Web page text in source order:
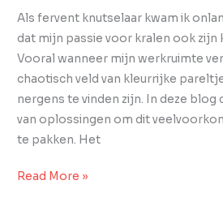
Als fervent knutselaar kwam ik
dat mijn passie voor kralen ook zijn
Vooral wanneer mijn werkruimte
chaotisch veld van kleurrijke
nergens te vinden zijn. In deze blog
van oplossingen om dit
te pakken. Het
Read More »